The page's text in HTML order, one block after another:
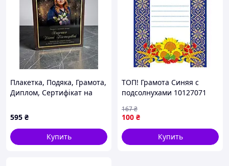
Национальная лента
диаметром 35 и 40 мм
Плакетка, Подяка, Грамота,
Диплом, Сертифікат на
"Найкращий вчитель" на
металі з Вашим фото
595 ₴
Купить
ТОП! Грамота Синяя с
подсолнухами 10127071
г/м2 матовая - (gHome)
100 ₴
167₴
Купить